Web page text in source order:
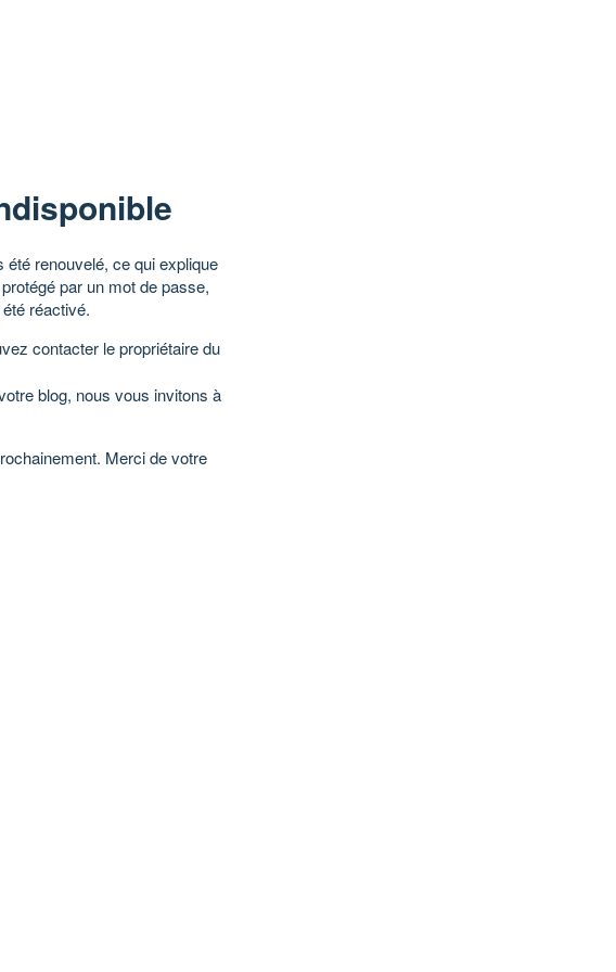
été renouvelé, ce qui explique
par un mot de passe,
réactivé.
contacter le propriétaire du
blog, nous vous invitons à
Merci de votre